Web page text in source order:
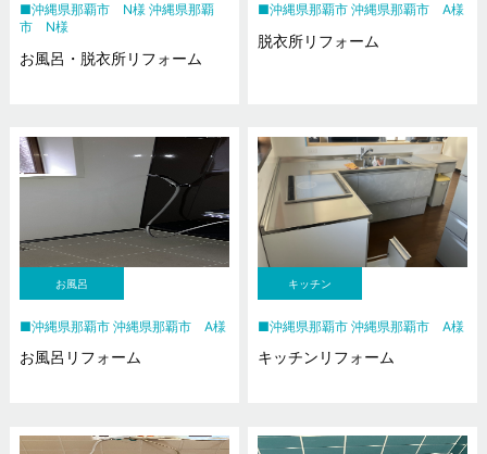
沖縄県那覇市 N様 沖縄県那覇
市 N様
お風呂・脱衣所リフォーム
沖縄県那覇市 沖縄県那覇市 A様
脱衣所リフォーム
お風呂
沖縄県那覇市 沖縄県那覇市 A様
お風呂リフォーム
キッチン
沖縄県那覇市 沖縄県那覇市 A様
キッチンリフォーム